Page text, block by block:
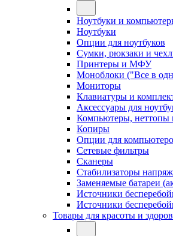
Ноутбуки и
Ноутбуки
Опции для ноутбуков
Сумки, рюкзаки и
Принтеры и МФУ
Моноблоки ("Все в
Мониторы
Клавиатуры и
Аксессуары для
Компьютеры, неттопы
Копиры
Опции для
Сетевые фильтры
Сканеры
Стабилизаторы
Заменяемые батареи
Источники
Источники
Товары для красоты и